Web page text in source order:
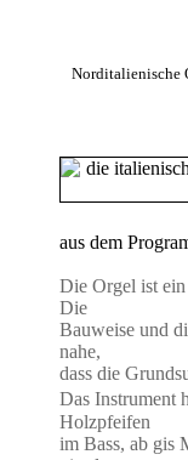
Norditalienische
aus dem
Die Orgel ist
Die
Bauweise und
nahe,
dass die
Das Instrument
Holzpfeifen
im Bass, ab gis